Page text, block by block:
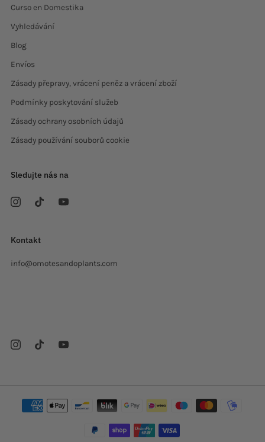
Curso en Domestika
Vyhledávání
Blog
Envíos
Zásady přepravy, vrácení peněz a vrácení zboží
Podmínky poskytování služeb
Zásady ochrany osobních údajů
Zásady používání souborů cookie
Sledujte nás na
Kontakt
info@omotesandoplants.com